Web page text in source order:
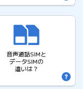
音声通話SIMと
データSIMの
違いは？